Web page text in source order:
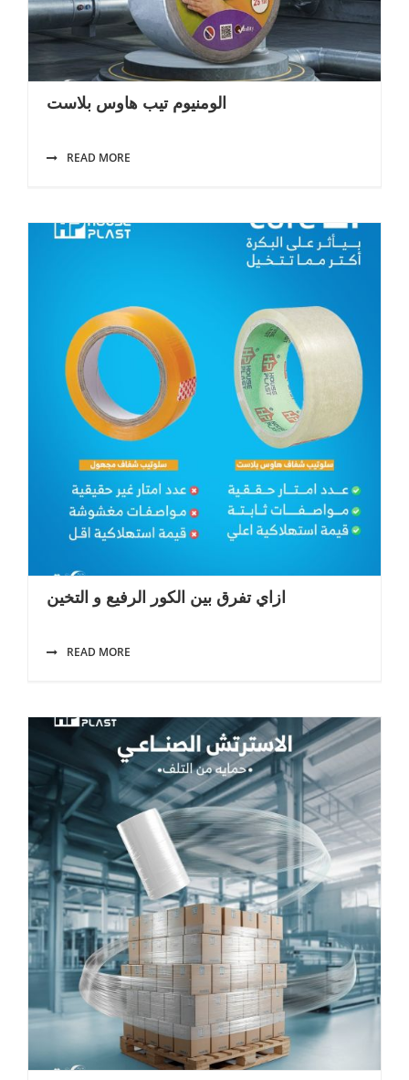
الومنيوم تيب هاوس بلاست
READ MORE
ازاي تفرق بين الكور الرفيع و التخين
READ MORE